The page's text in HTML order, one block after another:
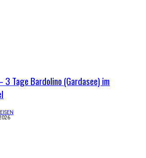
3 Tage Bardolino (Gardasee) im